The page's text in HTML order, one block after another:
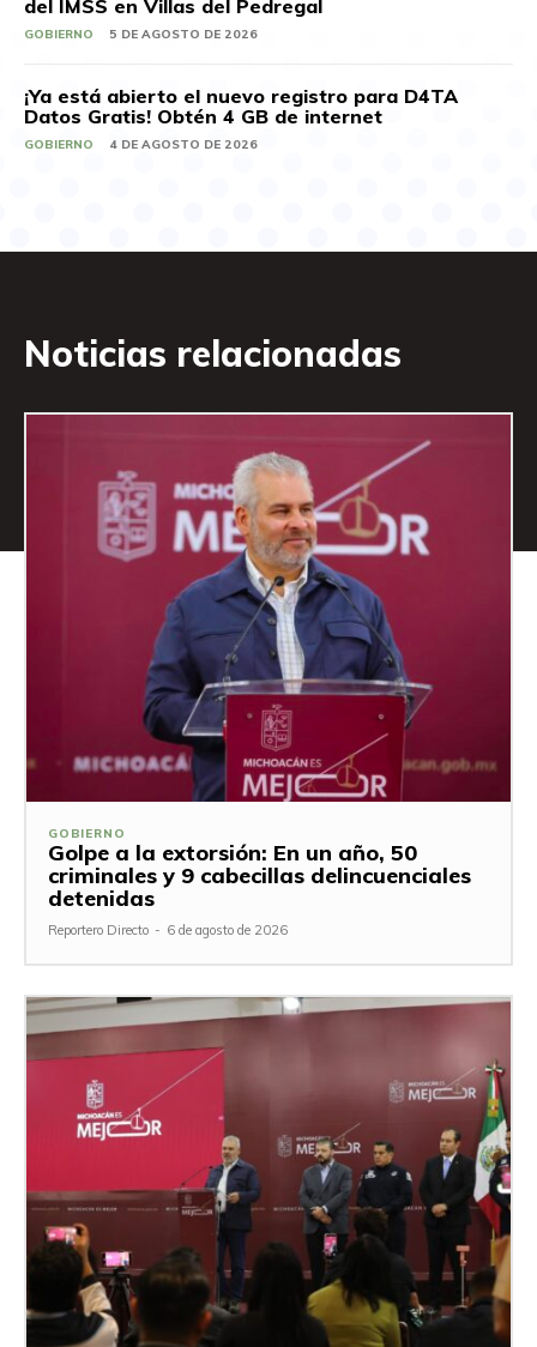
del IMSS en Villas del Pedregal
GOBIERNO 5 DE AGOSTO DE 2026
¡Ya está abierto el nuevo registro para D4TA
Datos Gratis! Obtén 4 GB de internet
GOBIERNO 4 DE AGOSTO DE 2026
Noticias relacionadas
GOBIERNO
Golpe a la extorsión: En un año, 50
criminales y 9 cabecillas delincuenciales
detenidas
Reportero Directo - 6 de agosto de 2026